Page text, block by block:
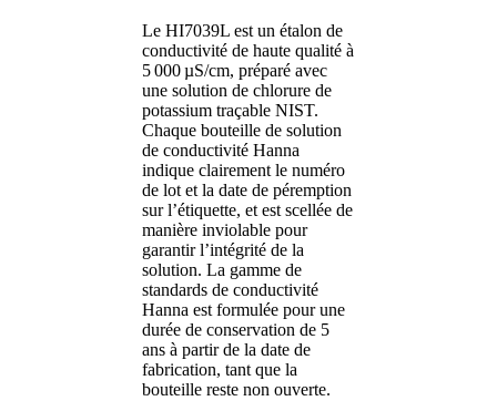
Le HI7039L est un étalon de
conductivité de haute qualité à
5 000 µS/cm, préparé avec
une solution de chlorure de
potassium traçable NIST.
Chaque bouteille de solution
de conductivité Hanna
indique clairement le numéro
de lot et la date de péremption
sur l’étiquette, et est scellée de
manière inviolable pour
garantir l’intégrité de la
solution. La gamme de
standards de conductivité
Hanna est formulée pour une
durée de conservation de 5
ans à partir de la date de
fabrication, tant que la
bouteille reste non ouverte.